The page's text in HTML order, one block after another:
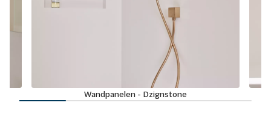
Wandpanelen - Dzignstone